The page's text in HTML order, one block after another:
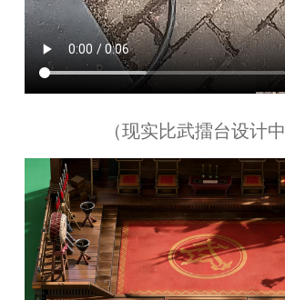
（现实比武擂台设计中